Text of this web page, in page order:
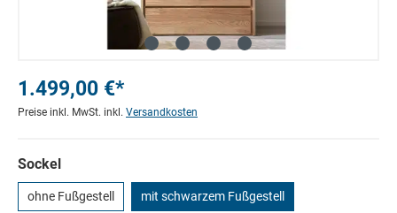
1.499,00 €*
Preise inkl. MwSt. inkl. Versandkosten
Sockel
ohne Fußgestell mit schwarzem Fußgestell